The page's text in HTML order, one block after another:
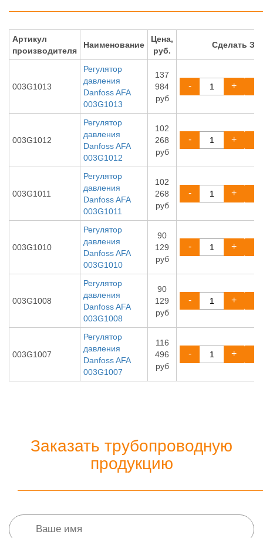
Артикул
производителя
Наименование
Цена,
руб.
Сделать
003G1013
Регулятор
давления
Danfoss AFA
003G1013
137
984
руб
- +
003G1012
Регулятор
давления
Danfoss AFA
003G1012
102
268
руб
- +
003G1011
Регулятор
давления
Danfoss AFA
003G1011
102
268
руб
- +
003G1010
Регулятор
давления
Danfoss AFA
003G1010
90
129
руб
- +
003G1008
Регулятор
давления
Danfoss AFA
003G1008
90
129
руб
- +
003G1007
Регулятор
давления
Danfoss AFA
003G1007
116
496
руб
- +
Заказать трубопроводную
продукцию